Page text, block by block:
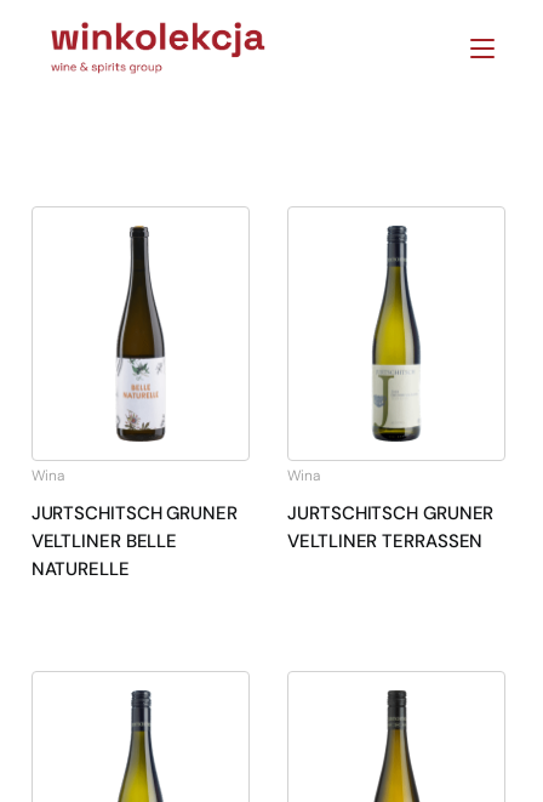
Wina
JURTSCHITSCH GRUNER
VELTLINER BELLE
NATURELLE
Wina
JURTSCHITSCH GRUNER
VELTLINER TERRASSEN